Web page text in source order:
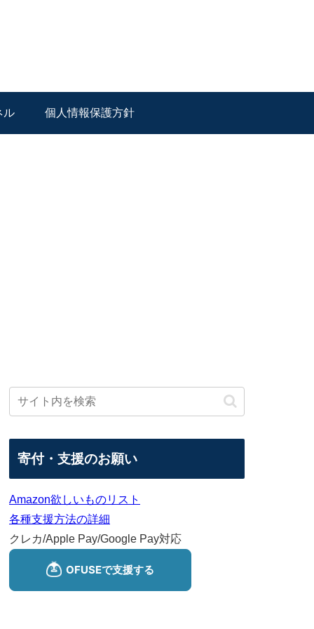
ル 個人情報保護方針
寄付・支援のお願い
Amazon欲しいものリスト
各種支援方法の詳細
クレカ/Apple Pay/Google Pay対応